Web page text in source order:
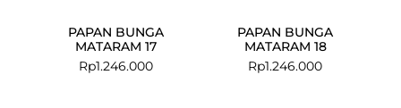
PAPAN BUNGA
MATARAM 17
Rp1.246.000
PAPAN BUNGA
MATARAM 18
Rp1.246.000